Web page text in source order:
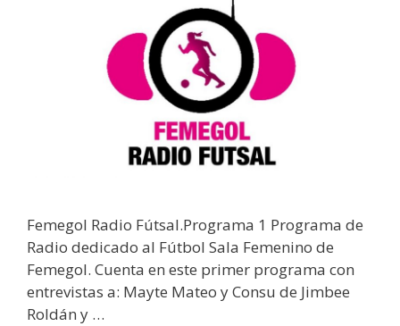
Femegol Radio Fútsal.Programa 1 Programa de
Radio dedicado al Fútbol Sala Femenino de
Femegol. Cuenta en este primer programa con
entrevistas a: Mayte Mateo y Consu de Jimbee
Roldán y …